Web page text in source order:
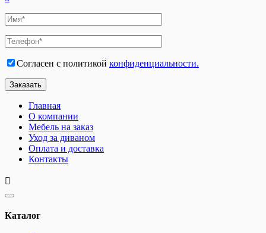
Согласен с политикой конфиденциальности.
Главная
О компании
Мебель на заказ
Уход за диваном
Оплата и доставка
Контакты
Каталог